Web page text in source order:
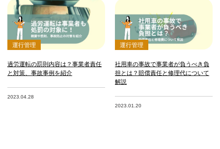
運行管理
過労運転の罰則内容は？事業者責任
と対策、事故事例を紹介
2023.04.28
運行管理
社用車の事故で事業者が負うべき負
担とは？賠償責任と修理代について
解説
2023.01.20